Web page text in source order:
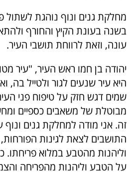
מחלקת גנים ונוף נוהגת לשתול
בשנה בעונת הקיץ והחורף
עונה, וזאת לרווחת תושבי העיר.
יהודה בן חמו ראש העיר, "עיר
היא עיר שנעים לגור ולטייל בה,
שמים דגש חזק על טיפוח פני
מבוטלת של משאבים כספיים
זה. אני מודה למחלקת גנים
התושבים לצאת לגינות
וליהנות מהטבע במלוא פריחתו.
על הטבע וליהנות מהפריחה